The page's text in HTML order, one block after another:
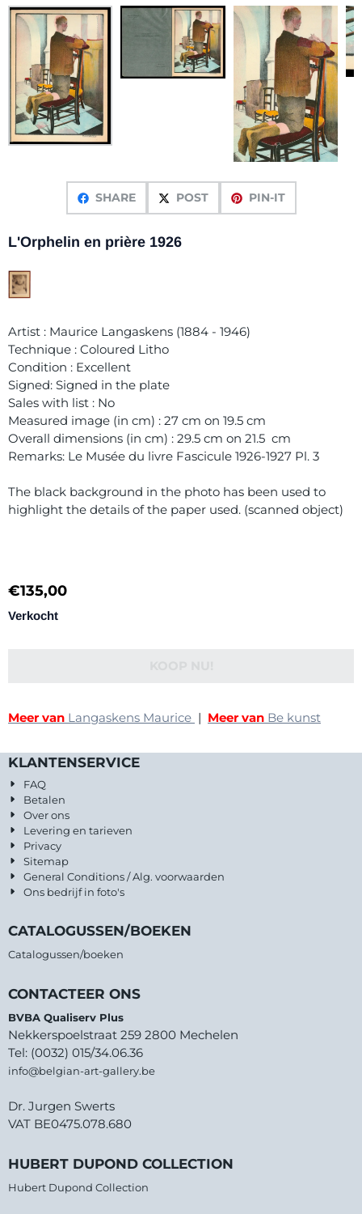
SHARE POST PIN-IT
L'Orphelin en prière 1926
Artist : Maurice Langaskens (1884 - 1946)
Technique : Coloured Litho
Condition : Excellent
Signed: Signed in the plate
Sales with list : No
Measured image (in cm) : 27 cm on 19.5 cm
Overall dimensions (in cm) : 29.5 cm on 21.5 cm
Remarks: Le Musée du livre Fascicule 1926-1927 Pl. 3
The black background in the photo has been used to
highlight the details of the paper used. (scanned object)
€135,00
Verkocht
Meer van Langaskens Maurice | Meer van Be kunst
KLANTENSERVICE
FAQ
Betalen
Over ons
Levering en tarieven
Privacy
Sitemap
General Conditions / Alg. voorwaarden
Ons bedrijf in foto's
CATALOGUSSEN/BOEKEN
Catalogussen/boeken
CONTACTEER ONS
BVBA Qualiserv Plus
Nekkerspoelstraat 259 2800 Mechelen
Tel: (0032) 015/34.06.36
info@belgian-art-gallery.be
Dr. Jurgen Swerts
VAT BE0475.078.680
HUBERT DUPOND COLLECTION
Hubert Dupond Collection